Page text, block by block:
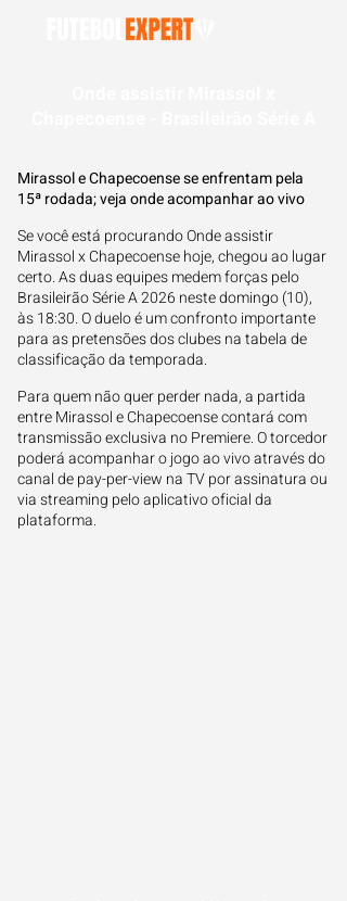
Mirassol e Chapecoense se enfrentam pela
15ª rodada; veja onde acompanhar ao vivo
Se você está procurando Onde assistir
Mirassol x Chapecoense hoje, chegou ao lugar
certo. As duas equipes medem forças pelo
Brasileirão Série A 2026 neste domingo (10),
às 18:30. O duelo é um confronto importante
para as pretensões dos clubes na tabela de
classificação da temporada.
Para quem não quer perder nada, a partida
entre Mirassol e Chapecoense contará com
transmissão exclusiva no Premiere. O torcedor
poderá acompanhar o jogo ao vivo através do
canal de pay-per-view na TV por assinatura ou
via streaming pelo aplicativo oficial da
plataforma.